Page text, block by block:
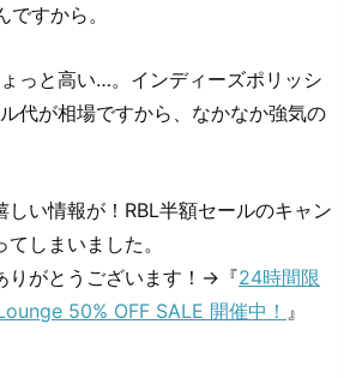
ですから。
っと高い…。インディーズポリッシ
代が相場ですから、なかなか強気の
しい情報が！RBL半額セールのキャン
しまいました。
りがとうございます！→『24時間限
50% OFF SALE 開催中！ 』